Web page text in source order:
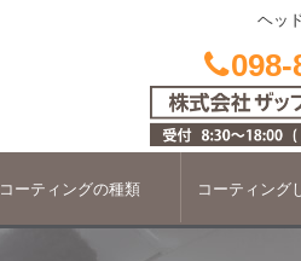
ヘッ
098-
コーティングの種類 コーティング